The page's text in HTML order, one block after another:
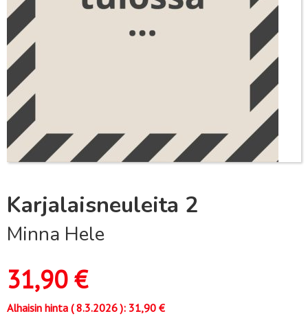
Karjalaisneuleita 2
Minna Hele
31,90€
Alhaisin hinta (8.3.2026): 31,90 €